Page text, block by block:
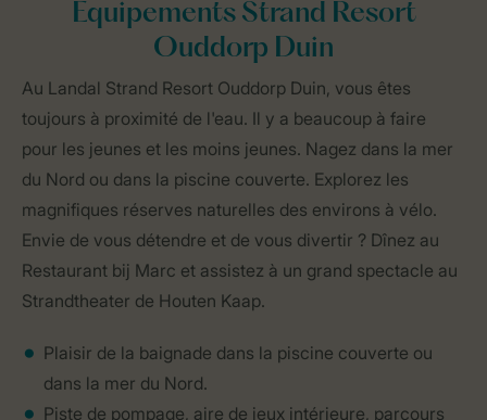
Équipements Strand Resort
Ouddorp Duin
Au Landal Strand Resort Ouddorp Duin, vous êtes
toujours à proximité de l'eau. Il y a beaucoup à faire
pour les jeunes et les moins jeunes. Nagez dans la mer
du Nord ou dans la piscine couverte. Explorez les
magnifiques réserves naturelles des environs à vélo.
Envie de vous détendre et de vous divertir ? Dînez au
Restaurant bij Marc et assistez à un grand spectacle au
Strandtheater de Houten Kaap.
Plaisir de la baignade dans la piscine couverte ou
dans la mer du Nord.
Piste de pompage, aire de jeux intérieure, parcours